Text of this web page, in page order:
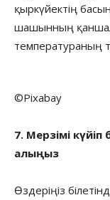
қыркүйектің
шашынның
температураның
©Pixabay
7. Мерзімі
алыңыз
Өздеріңіз